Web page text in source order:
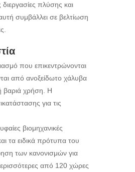
πλύσης και
συμβάλλει σε βελτίωση
που επικεντρώνονται
από ανοξείδωτο χάλυβα
βαριά χρήση. Η
για τις
βιομηχανικές
τα ειδικά πρότυπα του
των κανονισμών για
από 120 χώρες